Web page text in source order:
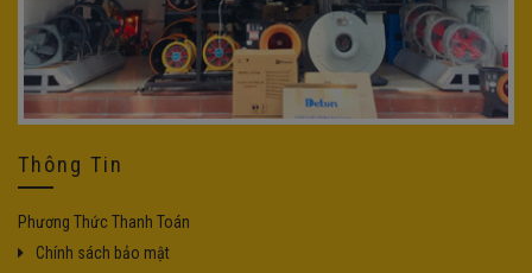
Thông Tin
Phương Thức Thanh Toán
Chính sách bảo mật